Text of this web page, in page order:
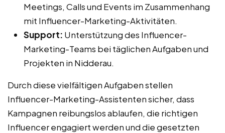
Meetings, Calls und Events im Zusammenhang
mit Influencer-Marketing-Aktivitäten.
Support: Unterstützung des Influencer-
Marketing-Teams bei täglichen Aufgaben und
Projekten in Nidderau.
Durch diese vielfältigen Aufgaben stellen
Influencer-Marketing-Assistenten sicher, dass
Kampagnen reibungslos ablaufen, die richtigen
Influencer engagiert werden und die gesetzten